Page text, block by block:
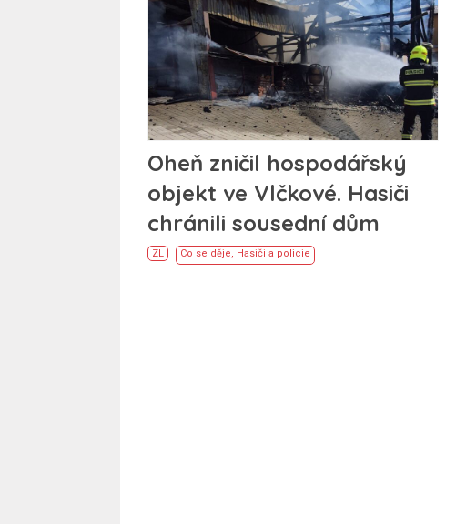
Oheň zničil hospodářský
objekt ve Vlčkové. Hasiči
chránili sousední dům
ZL Co se děje, Hasiči a policie